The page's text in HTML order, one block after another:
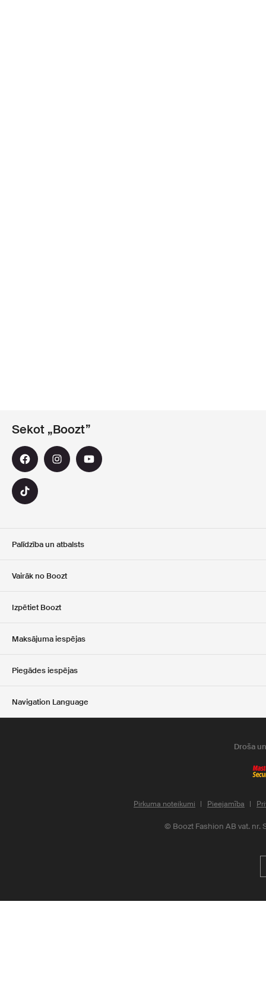
Palīdzība un atbalsts
Vairāk no Boozt
Club Boozt
Izpētiet Boozt
Preses un balvas
Sekot „Boozt”
Maksājuma iespējas
Piegādes iespējas
Navigation Language
Droša
Pirkuma noteikumi Pieejamība
© Boozt Fashion AB vat. nr.